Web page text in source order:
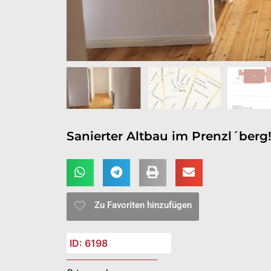
Sanierter Altbau im Prenzl´berg!
Zu Favoriten hinzufügen
ID: 6198